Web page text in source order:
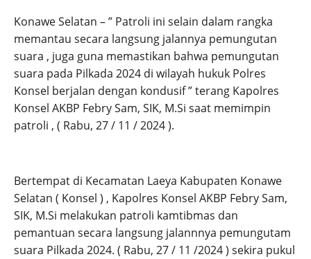
Konawe Selatan – ” Patroli ini selain dalam rangka
memantau secara langsung jalannya pemungutan
suara , juga guna memastikan bahwa pemungutan
suara pada Pilkada 2024 di wilayah hukuk Polres
Konsel berjalan dengan kondusif ” terang Kapolres
Konsel AKBP Febry Sam, SIK, M.Si saat memimpin
patroli , ( Rabu, 27 / 11 / 2024 ).
Bertempat di Kecamatan Laeya Kabupaten Konawe
Selatan ( Konsel ) , Kapolres Konsel AKBP Febry Sam,
SIK, M.Si melakukan patroli kamtibmas dan
pemantuan secara langsung jalannnya pemungutam
suara Pilkada 2024. ( Rabu, 27 / 11 /2024 ) sekira pukul